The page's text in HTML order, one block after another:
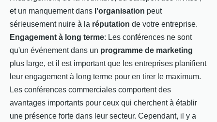
et un manquement dans l'organisation peut
sérieusement nuire à la réputation de votre entreprise.
Engagement à long terme: Les conférences ne sont
qu'un événement dans un programme de marketing
plus large, et il est important que les entreprises planifient
leur engagement à long terme pour en tirer le maximum.
Les conférences commerciales comportent des
avantages importants pour ceux qui cherchent à établir
une présence forte dans leur secteur. Cependant, il y a